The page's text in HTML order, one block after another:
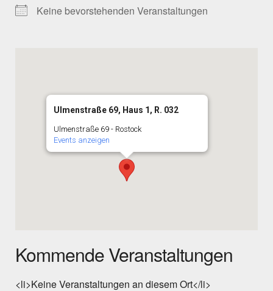
Keine bevorstehenden Veranstaltungen
Ulmenstraße 69, Haus 1, R. 032
Ulmenstraße 69 - Rostock
Events anzeigen
Kommende Veranstaltungen
<li>Keine Veranstaltungen an diesem Ort</li>